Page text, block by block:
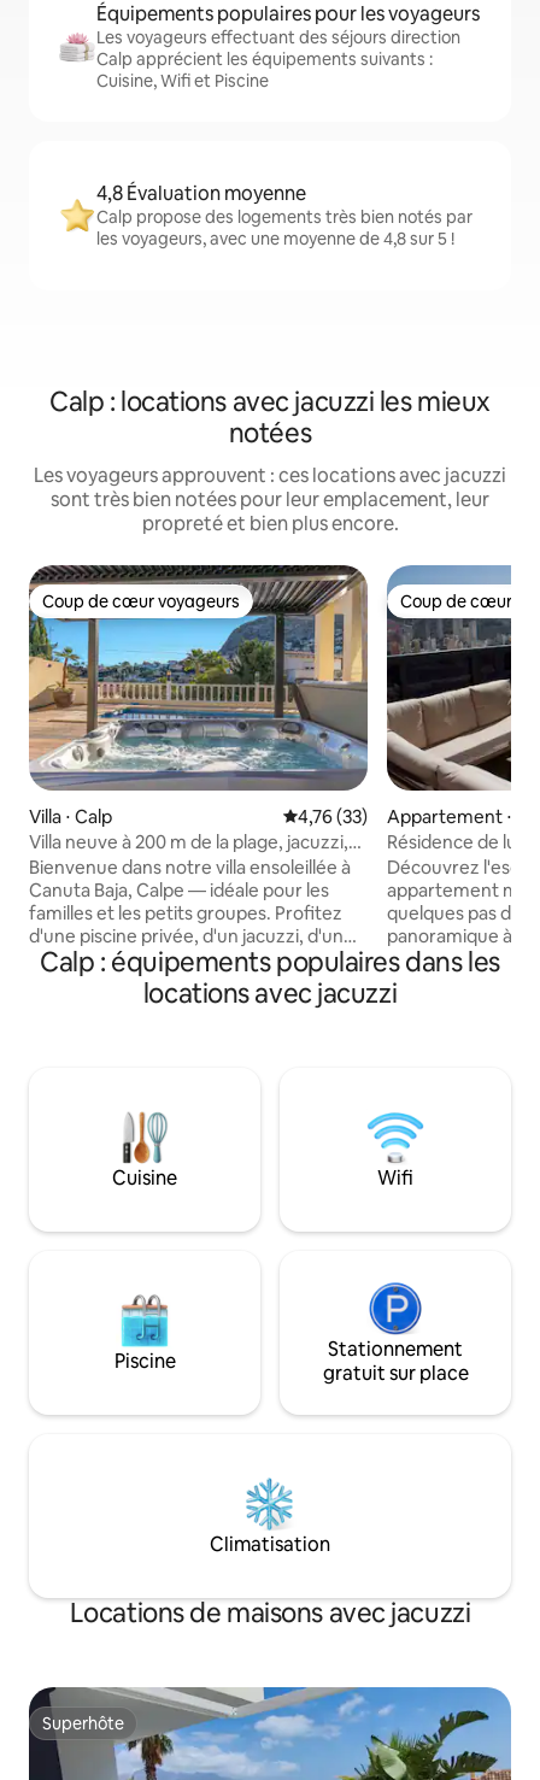
Équipements populaires pour les voyageurs
Les voyageurs effectuant des séjours direction
Calp apprécient les équipements suivants :
Cuisine, Wifi et Piscine
4,8 Évaluation moyenne
Calp propose des logements très bien notés par
les voyageurs, avec une moyenne de 4,8 sur 5 !
Calp : locations avec jacuzzi les mieux
notées
Les voyageurs approuvent : ces locations avec jacuzzi
sont très bien notées pour leur emplacement, leur
propreté et bien plus encore.
Coup de cœur voyageurs
Coup de cœur voyageurs
Villa ⋅ Calp Évaluation moyenne sur la
4,76 (33)
Villa neuve à 200 m de la plage, jacuzzi,
piscine, barbecue
Bienvenue dans notre villa ensoleillée à
Canuta Baja, Calpe — idéale pour les
familles et les petits groupes. Profitez
d'une piscine privée, d'un jacuzzi, d'un
barbecue, d'une connexion Internet
haut débit, de 3 chambres, de 3 salles de
bain et d'une courte distance de marche
des événements. • Maximum de
6 voyageurs à tout moment. • Ne pas
fumer à l'intérieur de la villa. • Aucune
drogue ou substance illégale. • Les
règles peuvent être invités à quitter
Coup de cœur
Coup de cœur
Appartement ⋅
Résidence de
Découvrez
appartement
quelques pas de
panoramique à
Élégamment
moderne pour
simplicité.
aménagé. Les
l'aire de jeux
que le parking
commodité. RUACD-
495094-A4
Calp : équipements populaires dans les
locations avec jacuzzi
Cuisine Wifi
Piscine
Stationnement
gratuit sur place
Climatisation
Locations de maisons avec jacuzzi
Superhôte
Superhôte